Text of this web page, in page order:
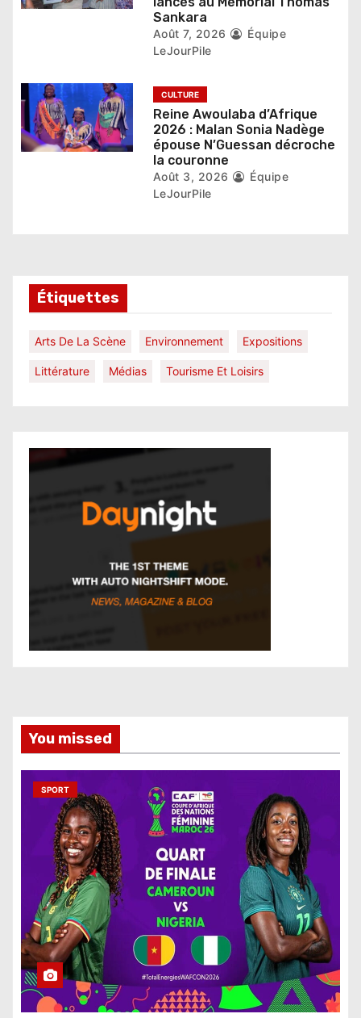
Sankara
Août 7, 2026
Équipe
LeJourPile
CULTURE
Reine Awoulaba d’Afrique
2026 : Malan Sonia Nadège
épouse N’Guessan décroche
la couronne
Août 3, 2026
Équipe
LeJourPile
Étiquettes
Arts De La Scène Environnement Expositions
Littérature Médias Tourisme Et Loisirs
You missed
SPORT